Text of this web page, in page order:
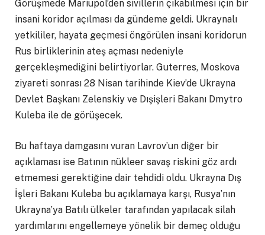
Görüşmede Mariupol’den sivillerin çıkabilmesi için bir
insani koridor açılması da gündeme geldi. Ukraynalı
yetkililer, hayata geçmesi öngörülen insani koridorun
Rus birliklerinin ateş açması nedeniyle
gerçekleşmediğini belirtiyorlar. Guterres, Moskova
ziyareti sonrası 28 Nisan tarihinde Kiev’de Ukrayna
Devlet Başkanı Zelenskiy ve Dışişleri Bakanı Dmytro
Kuleba ile de görüşecek.
Bu haftaya damgasını vuran Lavrov’un diğer bir
açıklaması ise Batının nükleer savaş riskini göz ardı
etmemesi gerektiğine dair tehdidi oldu. Ukrayna Dış
İşleri Bakanı Kuleba bu açıklamaya karşı, Rusya’nın
Ukrayna’ya Batılı ülkeler tarafından yapılacak silah
yardımlarını engellemeye yönelik bir demeç olduğu